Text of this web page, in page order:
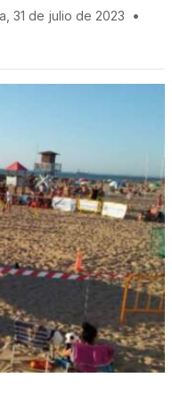
31 de julio de 2023
•